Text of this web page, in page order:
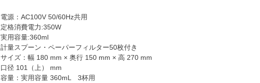
電源：AC100V 50/60Hz共用
定格消費電力:350W
実用容量:360ml
計量スプーン・ペーパーフィルター50枚付き
サイズ：幅 180 mm × 奥行 150 mm × 高 270 mm
口径 101（上） mm
容量：実用容量 360mL 3杯用